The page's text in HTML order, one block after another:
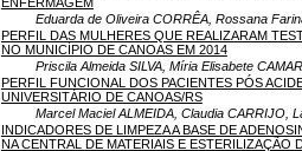
Eduarda de Oliveira CORRÊA, Rossana
PERFIL DAS MULHERES QUE REALIZARAM
NO MUNICÍPIO DE CANOAS EM 2014
Priscila Almeida SILVA, Míria Elisabete
PERFIL FUNCIONAL DOS PACIENTES PÓS
UNIVERSITÁRIO DE CANOAS/RS
Marcel Maciel ALMEIDA, Claudia CARRIJO,
INDICADORES DE LIMPEZA A BASE DE
NA CENTRAL DE MATERIAIS E ESTERILIZAÇÃO